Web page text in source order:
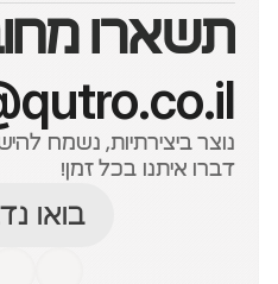
תשארו
נוצר ביצירתיות, נשמח
דברו איתנו בכל זמן!
בואו